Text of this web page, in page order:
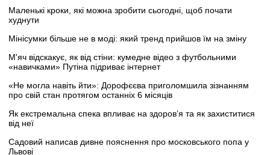
Маленькі кроки, які можна зробити сьогодні, щоб почати
худнути
Мінісумки більше не в моді: який тренд прийшов їм на зміну
М'яч відскакує, як від стіни: кумедне відео з футбольними
«навичками» Путіна підриває інтернет
«Не могла навіть йти»: Дорофєєва приголомшила зізнанням
про свій стан протягом останніх 6 місяців
Як екстремальна спека впливає на здоров’я та як захиститися
від неї
Садовий написав дивне пояснення про московського попа у
Львові